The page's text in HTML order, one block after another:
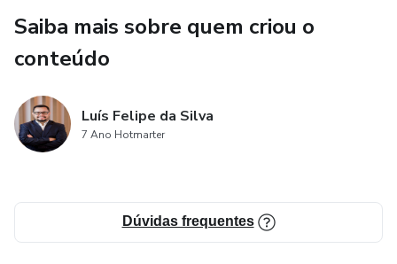
Oportunidades Únicas
Aprender agora pode abrir portas para um futuro financeiro
mais próspero e independente
autonomia financeira. Este é o momento ideal para
compreender essa tecnologia revolucionária e posicionar-
Saiba mais sobre quem criou o
conteúdo
Luís Felipe da Silva
7 Ano Hotmarter
Dúvidas frequentes